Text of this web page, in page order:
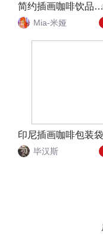
简约插画咖啡饮
Mia-米娅
印尼插画咖啡包装
毕汉斯